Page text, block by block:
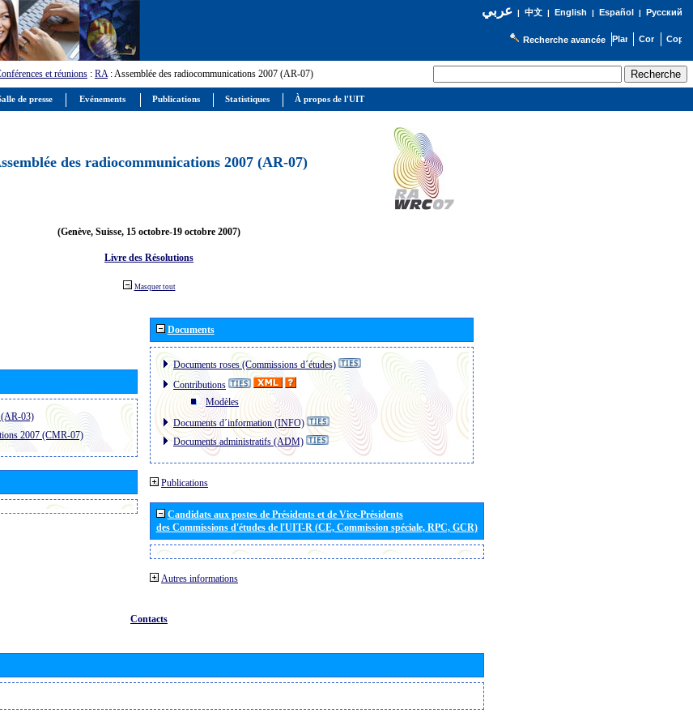
عربي| 中文| English | Español | Русский
Recherche avancée
et réunions : RA: Assemblée des radiocommunications 2007 (AR-07)
des radiocommunications 2007 (AR-07)
(Genève, Suisse, 15 octobre-19 octobre 2007)
Livre des Résolutions
Masquer tout
(AR-03)
2007 (CMR-07)
Documents
Documents roses (Commissions d´études)
Contributions
Modèles
Documents d´information (INFO)
Documents administratifs (ADM)
Publications
Candidats aux postes de Présidents et de Vice-Présidents
des Commissions d'études de l'UIT-R (CE, Commission spéciale, RPC, GCR)
Autres informations
Contacts
de presse Evénements Publications Statistiques À propos de l'UIT